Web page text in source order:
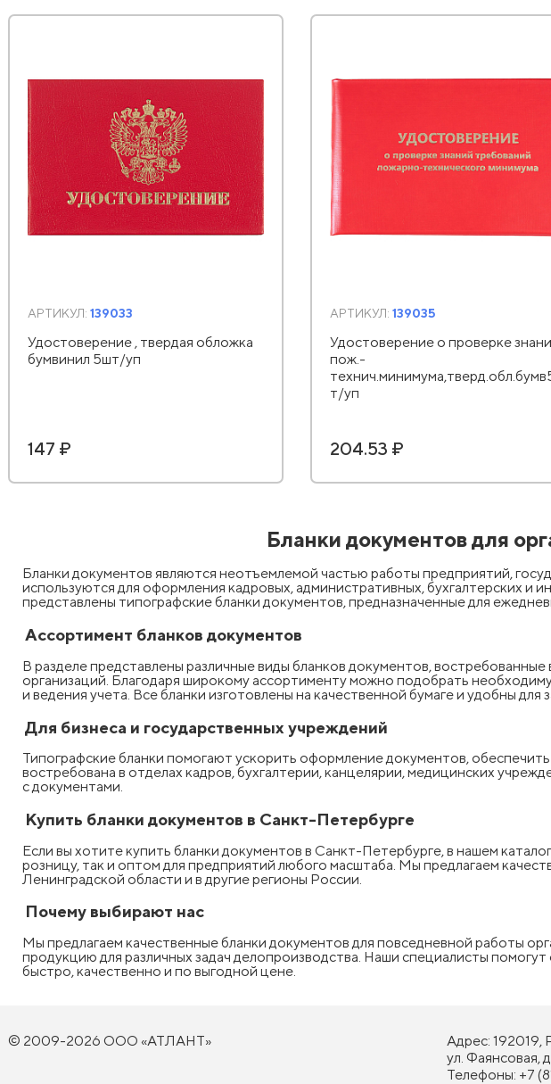
АРТИКУЛ: 139033
Удостоверение , твердая обложка
бумвинил 5шт/уп
147 ₽
АРТИКУЛ: 139035
Удостоверение о проверке
пож.-
т/уп
204.53 ₽
Бланки документов для
Бланки документов являются неотъемлемой частью работы предприятий,
используются для оформления кадровых, административных, бухгалтерских
представлены типографские бланки документов, предназначенные для
Ассортимент бланков документов
В разделе представлены различные виды бланков документов,
организаций. Благодаря широкому ассортименту можно подобрать
и ведения учета. Все бланки изготовлены на качественной бумаге и удобны
Для бизнеса и государственных учреждений
Типографские бланки помогают ускорить оформление документов,
востребована в отделах кадров, бухгалтерии, канцелярии, медицинских
с документами.
Купить бланки документов в Санкт-Петербурге
Если вы хотите купить бланки документов в Санкт-Петербурге, в нашем
розницу, так и оптом для предприятий любого масштаба. Мы предлагаем
Ленинградской области и в другие регионы России.
Почему выбирают нас
Мы предлагаем качественные бланки документов для повседневной работы
продукцию для различных задач делопроизводства. Наши специалисты
быстро, качественно и по выгодной цене.
© 2009-2026 ООО «АТЛАНТ»
Адрес: 192019,
ул. Фаянсовая,
Телефоны: +7